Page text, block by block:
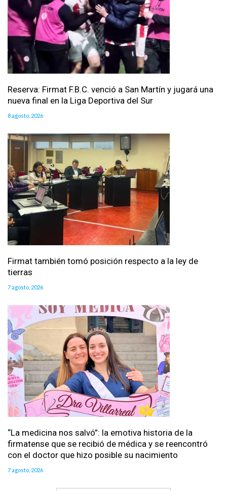
Reserva: Firmat F.B.C. venció a San Martín y jugará una
nueva final en la Liga Deportiva del Sur
8 agosto, 2026
Firmat también tomó posición respecto a la ley de
tierras
7 agosto, 2026
“La medicina nos salvó”: la emotiva historia de la
firmatense que se recibió de médica y se reencontró
con el doctor que hizo posible su nacimiento
7 agosto, 2026